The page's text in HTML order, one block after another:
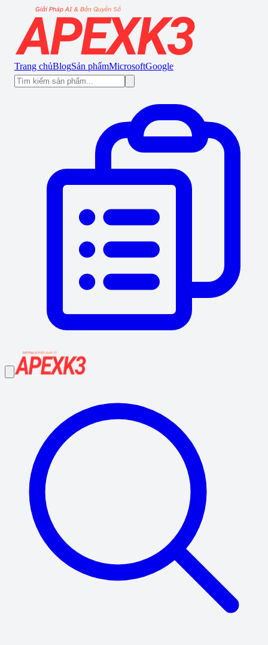
Trang chủBlogSản phẩmMicrosoftGoogle